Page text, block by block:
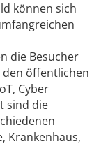
können sich
die Besucher
öffentlichen
Cyber
sind die
Krankenhaus,